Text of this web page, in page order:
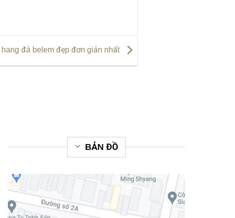
hang đá belem đẹp đơn giản nhất
BẢN ĐỒ